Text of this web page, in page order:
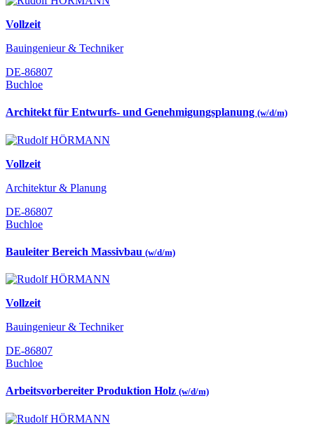
Vollzeit
Bauingenieur & Techniker
DE-86807
Buchloe
Architekt für Entwurfs- und Genehmigungsplanung (w/d/m)
Vollzeit
Architektur & Planung
DE-86807
Buchloe
Bauleiter Bereich Massivbau (w/d/m)
Vollzeit
Bauingenieur & Techniker
DE-86807
Buchloe
Arbeitsvorbereiter Produktion Holz (w/d/m)